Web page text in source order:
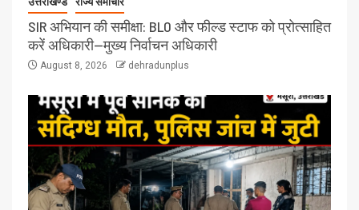
SIR अभियान की समीक्षा: BLO और फील्ड स्टाफ को प्रोत्साहित
करें अधिकारी—मुख्य निर्वाचन अधिकारी
August 8, 2026 dehradunplus